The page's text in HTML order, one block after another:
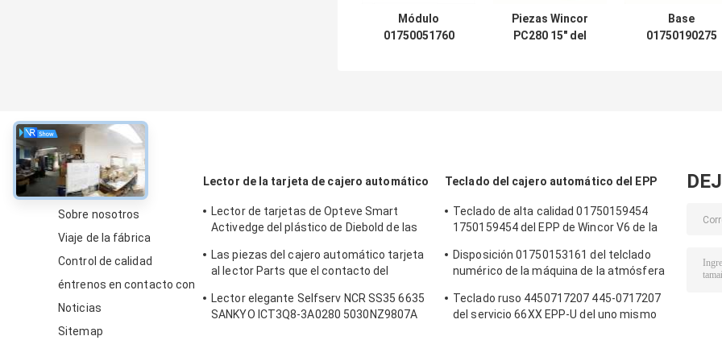
Módulo
01750051760
Piezas Wincor
PC280 15" del
Base
01750190275
Sobre
Sobre nosotros
Viaje de la fábrica
Control de calidad
éntrenos en contacto con
Noticias
Sitemap
Lector de la tarjeta de cajero automático
Lector de tarjetas de Opteve Smart
Activedge del plástico de Diebold de las
49209540000C
Las piezas del cajero automático tarjeta
al lector Parts que el contacto del
0090022326
Lector elegante Selfserv NCR SS35 6635
SANKYO ICT3Q8-3A0280 5030NZ9807A
Teclado del cajero automático del EPP
Teclado de alta calidad 01750159454
1750159454 del EPP de Wincor V6 de la
automático
Disposición 01750153161 del telclado
numérico de la máquina de la atmósfera
máquinas de la atmósfera
Teclado ruso 4450717207 445-0717207
del servicio 66XX EPP-U del uno mismo